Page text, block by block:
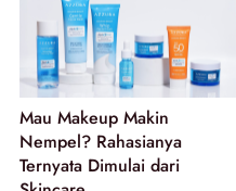
Mau Makeup Makin
Nempel? Rahasianya
Ternyata Dimulai dari